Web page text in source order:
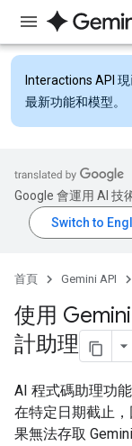
Interactions API
最新功能和模型。
Google 會運用 AI 技
首頁 Gemini API
使用
計助理
AI 程式碼助理功
在特定日期截止
果無法存取